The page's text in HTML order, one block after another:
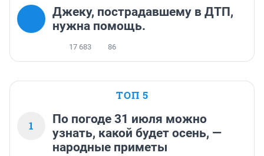
Джеку, пострадавшему в ДТП,
нужна помощь.
17 683 86
ТОП 5
1
По погоде 31 июля можно
узнать, какой будет осень, —
народные приметы